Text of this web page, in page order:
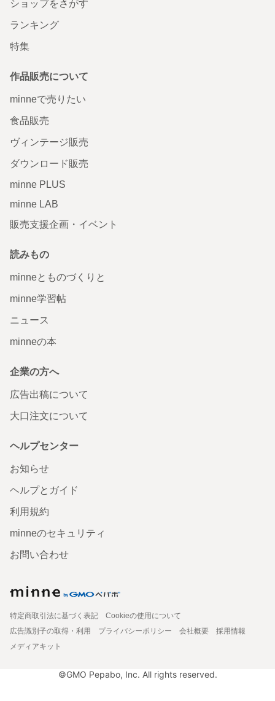
ショップをさがす
ランキング
特集
作品販売について
minneで売りたい
食品販売
ヴィンテージ販売
ダウンロード販売
minne PLUS
minne LAB
販売支援企画・イベント
読みもの
minneとものづくりと
minne学習帖
ニュース
minneの本
企業の方へ
広告出稿について
大口注文について
ヘルプセンター
お知らせ
ヘルプとガイド
利用規約
minneのセキュリティ
お問い合わせ
特定商取引法に基づく表記
Cookieの使用について
広告識別子の取得・利用
プライバシーポリシー 会社概要
採用情報
メディアキット
©GMO Pepabo, Inc. All rights reserved.